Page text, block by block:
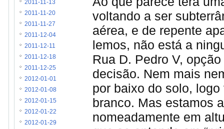
voltando a ser
aérea, e de repente
lemos, não está a
Rua D. Pedro V,
decisão. Nem mais
por baixo do solo,
branco. Mas estamos
nomeadamente em
2011-11-13
2011-11-20
2011-11-27
2011-12-04
2011-12-11
2011-12-18
2011-12-25
2012-01-01
2012-01-08
2012-01-15
2012-01-22
2012-01-29